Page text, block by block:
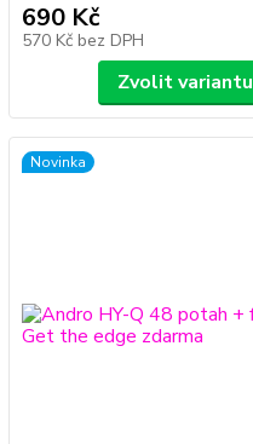
690 Kč
570 Kč bez DPH
Zvolit variantu
Novinka